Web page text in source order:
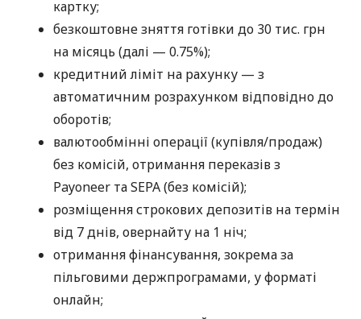
картку;
безкоштовне зняття готівки до 30 тис. грн
на місяць (далі — 0.75%);
кредитний ліміт на рахунку — з
автоматичним розрахунком відповідно до
оборотів;
валютообмінні операції (купівля/продаж)
без комісій, отримання переказів з
Payoneer та SEPA (без комісій);
розміщення строкових депозитів на термін
від 7 днів, овернайту на 1 ніч;
отримання фінансування, зокрема за
пільговими держпрограмами, у форматі
онлайн;